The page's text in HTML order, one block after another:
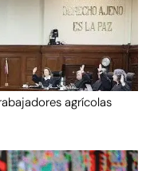
agrícolas